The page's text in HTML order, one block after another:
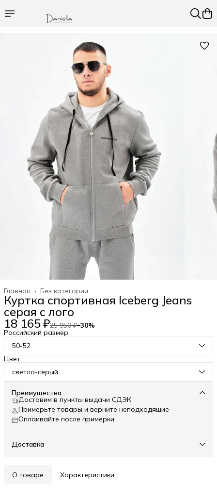
Без категории
Главная ›
Куртка спортивная Iceberg Jeans
серая с лого
18 165 ₽25 950 ₽−30%
Российский размер
50-52
Цвет
светло-серый
Преимущества
Доставим в пункты выдачи СДЭК
Примерьте товары и верните неподходящие
Оплаивайте после примерки
Доставка
О товаре Характеристики